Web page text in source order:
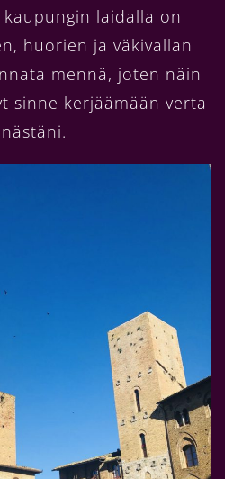
kaupungin laidalla on
huorien ja väkivallan
mennä, joten näin
sinne kerjäämään verta